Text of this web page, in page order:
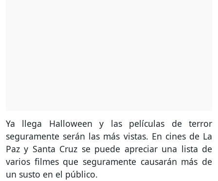
Ya llega Halloween y las películas de terror
seguramente serán las más vistas. En cines de La
Paz y Santa Cruz se puede apreciar una lista de
varios filmes que seguramente causarán más de
un susto en el público.